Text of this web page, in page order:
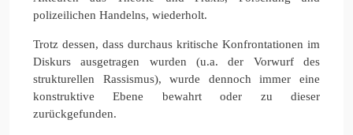
polizeilichen Handelns, wiederholt.
Trotz dessen, dass durchaus kritische Konfrontationen im
Diskurs ausgetragen wurden (u.a. der Vorwurf des
strukturellen Rassismus), wurde dennoch immer eine
konstruktive Ebene bewahrt oder zu dieser
zurückgefunden.